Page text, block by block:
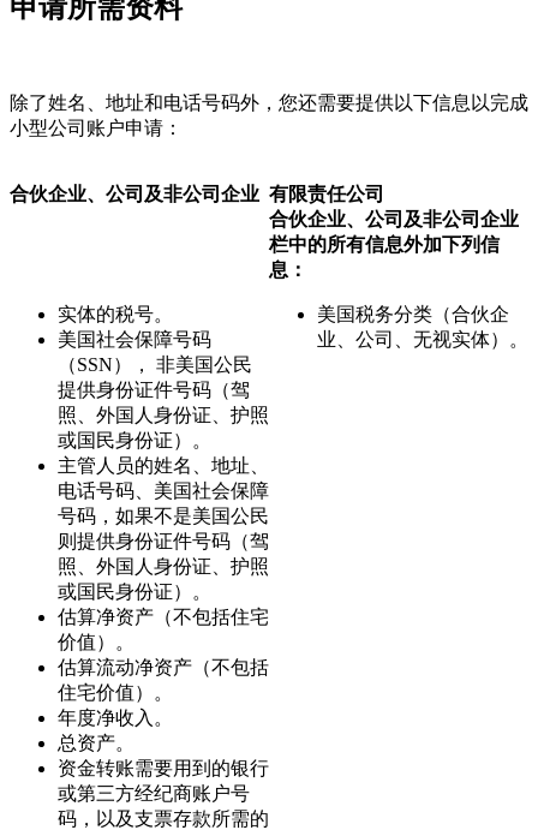
申请所需资料
除了姓名、地址和电话号码外，您还需要提供以下信息以完成
小型公司账户申请：
合伙企业、公司及非公司企业 有限责任公司
合伙企业、公司及非公司企业
栏中的所有信息外加下列信
息：
实体的税号。
美国社会保障号码
（SSN）， 非美国公民
提供身份证件号码（驾
照、外国人身份证、护照
或国民身份证）。
主管人员的姓名、地址、
电话号码、美国社会保障
号码，如果不是美国公民
则提供身份证件号码（驾
照、外国人身份证、护照
或国民身份证）。
估算净资产（不包括住宅
价值）。
估算流动净资产（不包括
住宅价值）。
年度净收入。
总资产。
资金转账需要用到的银行
或第三方经纪商账户号
码，以及支票存款所需的
美国税务分类（合伙企
业、公司、无视实体）。